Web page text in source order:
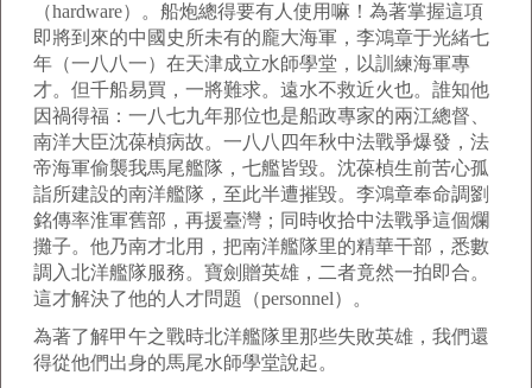
（hardware）。船炮總得要有人使用嘛！為著掌握這項
即將到來的中國史所未有的龐大海軍，李鴻章于光緒七
年（一八八一）在天津成立水師學堂，以訓練海軍專
才。但千船易買，一將難求。遠水不救近火也。誰知他
因禍得福：一八七九年那位也是船政專家的兩江總督、
南洋大臣沈葆楨病故。一八八四年秋中法戰爭爆發，法
帝海軍偷襲我馬尾艦隊，七艦皆毀。沈葆楨生前苦心孤
詣所建設的南洋艦隊，至此半遭摧毀。李鴻章奉命調劉
銘傳率淮軍舊部，再援臺灣；同時收拾中法戰爭這個爛
攤子。他乃南才北用，把南洋艦隊里的精華干部，悉數
調入北洋艦隊服務。寶劍贈英雄，二者竟然一拍即合。
這才解決了他的人才問題（personnel）。
為著了解甲午之戰時北洋艦隊里那些失敗英雄，我們還
得從他們出身的馬尾水師學堂說起。